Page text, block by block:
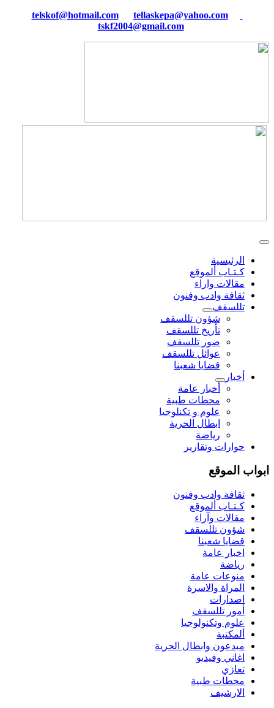
tellaskepa@yahoo.com
tskf2004@gmail.com
الرئيسية
كـتـاب ألموقع
مقالات واراء
ثقافة وادب وفنون
تللسقف
شؤون تللسقف
تأريخ تللسقف
صور تللسقف
عوائل تللسقف
قضايا شعبنا
أخبار
أخبار عامة
محطات طبية
علوم و تکنلوجیا
ابطال الحرية
رياضة
حوارات وتقارير
ابواب الموقع
ثقافة وادب وفنون
كـتـاب ألموقع
مقالات وآراء
شؤون تللسقف
قضايا شعبنا
اخبار عامة
رياضة
منوعات عامة
المراة والاسرة
اصدارات
أمور تللسقف
علوم وتكنولوجيا
ألمكتبة
مبدعون وابطال الحرية
اغاني وفيديو
تعازي
محطات طبية
الارشيف